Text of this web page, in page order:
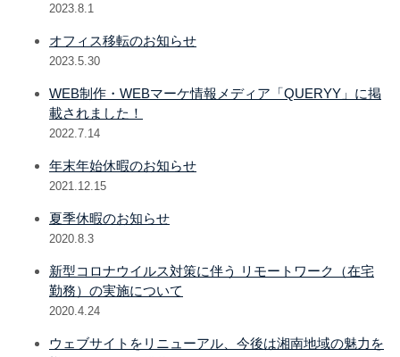
2023.8.1
オフィス移転のお知らせ
2023.5.30
WEB制作・WEBマーケ情報メディア「QUERYY」に掲
載されました！
2022.7.14
年末年始休暇のお知らせ
2021.12.15
夏季休暇のお知らせ
2020.8.3
新型コロナウイルス対策に伴う リモートワーク（在宅
勤務）の実施について
2020.4.24
ウェブサイトをリニューアル、今後は湘南地域の魅力を